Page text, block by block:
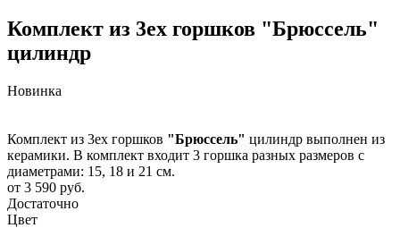
Комплект из 3ех горшков "Брюссель"
цилиндр
Новинка
Комплект из 3ех горшков "Брюссель" цилиндр выполнен из
керамики. В комплект входит 3 горшка разных размеров с
диаметрами: 15, 18 и 21 см.
от 3 590 руб.
Достаточно
Цвет